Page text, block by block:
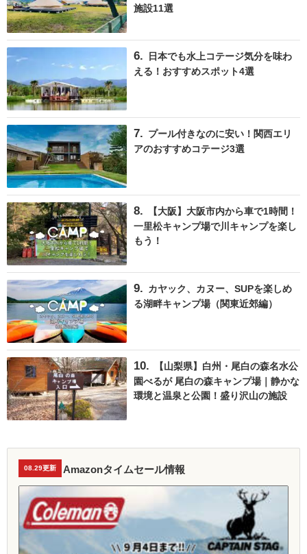
施設11選
日本でも水上コテージ気分を味わ
える！おすすめスポット4選
プール付きなのに安い！関西エリ
アのおすすめコテージ3選
【大阪】大阪市内から車で1時間！
一里松キャンプ場で川キャンプを楽し
もう！
カヤック、カヌー、SUPを楽しめ
る湖畔キャンプ場（関東近郊編）
【山梨県】白州・尾白の森名水公
園べるが 尾白の森キャンプ場｜静かな
環境と温泉と公園！盛り沢山の施設
08.29更新 Amazonタイムセール情報